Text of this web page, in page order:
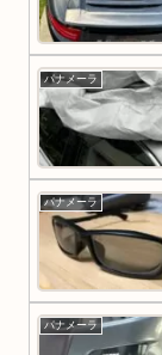
パナメーラ
パナメーラ
パナメーラ